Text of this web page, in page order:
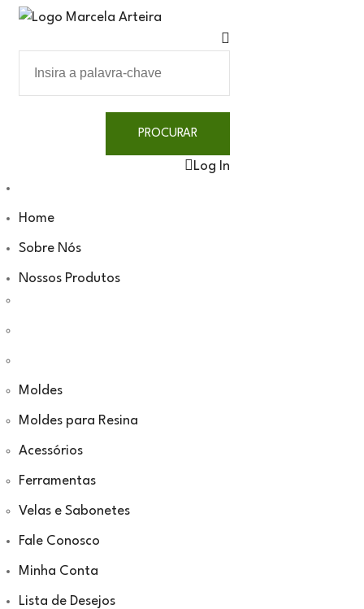
Log In
Home
Sobre Nós
Nossos Produtos
Moldes
Moldes para Resina
Acessórios
Ferramentas
Velas e Sabonetes
Fale Conosco
Minha Conta
Lista de Desejos